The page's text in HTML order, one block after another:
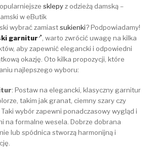
sklepyz odzieżą damską –
w eButik
wybrać zamiastsukienki? Podpowiadamy!
garnitur
, warto zwrócić uwagę na kilka
aby zapewnić elegancki i odpowiedni
okazję. Oto kilka propozycji, które
najlepszego wyboru:
: Postaw na elegancki, klasyczny garnitur
takim jak granat, ciemny szary czy
wybór zapewni ponadczasowy wygląd i
na formalne wesela. Dobrze dobrana
lub spódnica stworzą harmonijną i